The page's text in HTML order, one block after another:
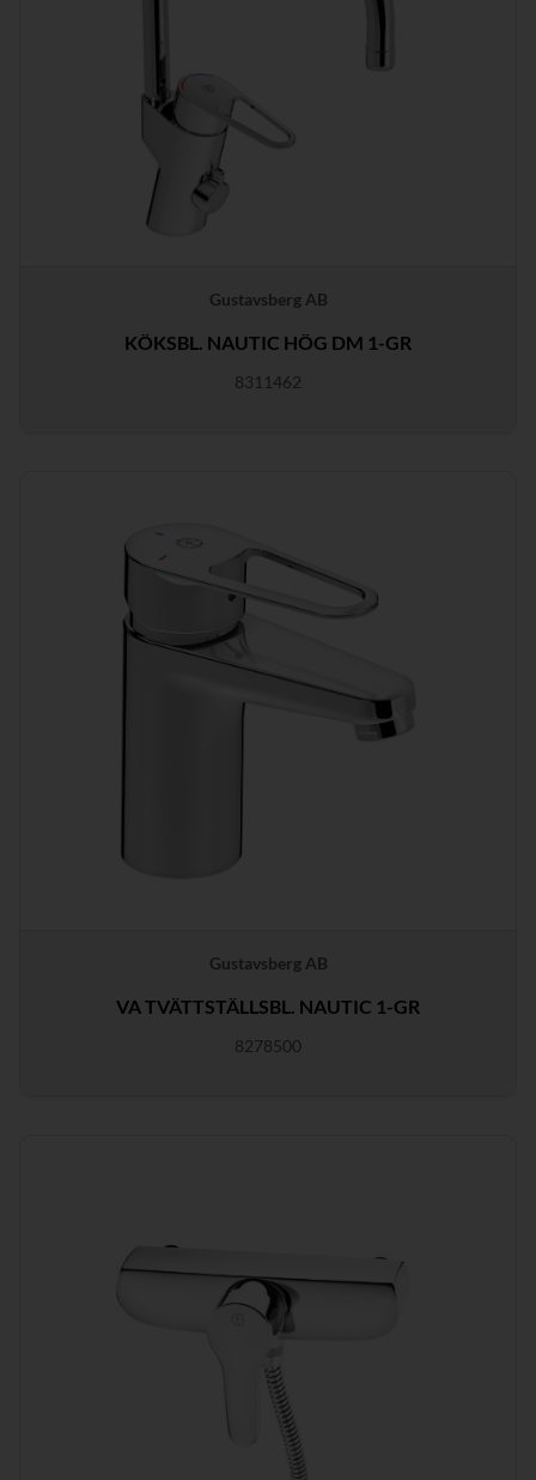
Gustavsberg AB
KÖKSBL. NAUTIC HÖG DM 1-GR
8311462
Gustavsberg AB
VA TVÄTTSTÄLLSBL. NAUTIC 1-GR
8278500